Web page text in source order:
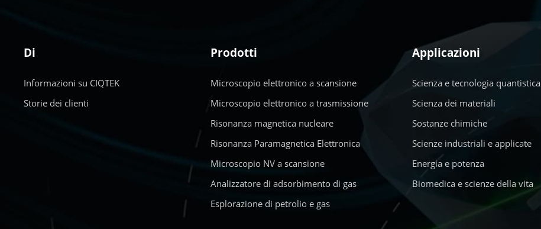
Di
Informazioni su CIQTEK
Storie dei clienti
Prodotti
Microscopio elettronico a scansione
Microscopio elettronico a trasmissione
Risonanza magnetica nucleare
Risonanza Paramagnetica Elettronica
Microscopio NV a scansione
Analizzatore di adsorbimento di gas
Esplorazione di petrolio e gas
Applicazioni
Scienza e tecnologia quantistica
Scienza dei materiali
Sostanze chimiche
Scienze industriali e applicate
Energia e potenza
Biomedica e scienze della vita